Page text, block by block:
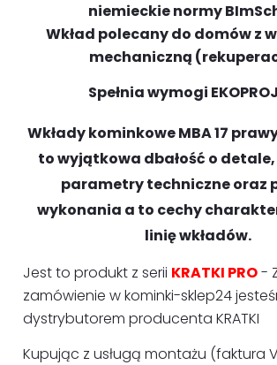
niemieckie normy
Wkład polecany do domów z
mechaniczną
Spełnia wymogi
Wkłady kominkowe MBA 17
to wyjątkowa dbałość o detale,
parametry techniczne oraz
wykonania a to cechy
linię wkładów.
Jest to produkt z serii KRATKI PRO-
zamówienie w kominki-sklep24
dystrybutorem producenta KRATKI
Kupując z usługą montażu (faktura